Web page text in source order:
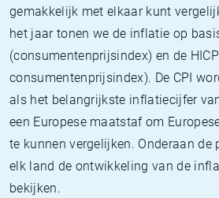
gemakkelijk met elkaar kunt
het jaar tonen we de inflatie op
(consumentenprijsindex) en de
consumentenprijsindex). De CPI
als het belangrijkste inflatiecijfer
een Europese maatstaf om
te kunnen vergelijken. Onderaan de
elk land de ontwikkeling van de
bekijken.